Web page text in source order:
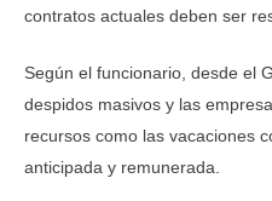
contratos actuales deben ser
Según el funcionario, desde el
despidos masivos y las
recursos como las vacaciones
anticipada y remunerada.